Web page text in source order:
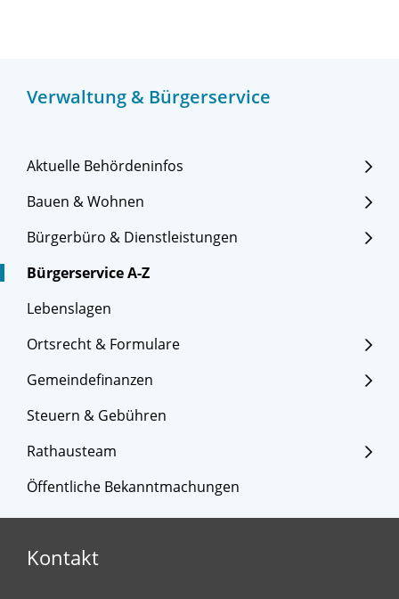
Verwaltung & Bürgerservice
Aktuelle Behördeninfos
Bauen & Wohnen
Bürgerbüro & Dienstleistungen
Bürgerservice A-Z
Lebenslagen
Ortsrecht & Formulare
Gemeindefinanzen
Steuern & Gebühren
Rathausteam
Öffentliche Bekanntmachungen
Kontakt